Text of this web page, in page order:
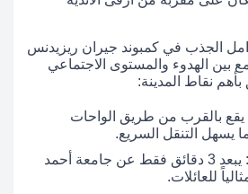
الجذب في كمبوند جيران ريزيدنس
بين الهدوء والمستوى الاجتماعي
بأهم نقاط المدينة:
يقع بالقرب من طريق الواحات
يسهل التنقل السريع.
المرافق التعليمية: يبعد 3 دقائق فقط عن جامعة أحمد
للعائلات.